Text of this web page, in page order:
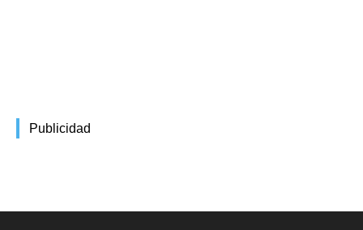
Publicidad